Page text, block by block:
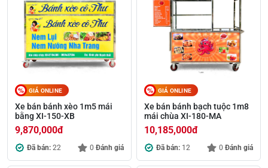
GIÁ ONLINE
Xe bán bánh xèo 1m5 mái
bằng XI-150-XB
9,870,000đ
Đã bán: 22 0 Đánh giá
GIÁ ONLINE
Xe bán bánh bạch tuộc 1m8
mái chùa XI-180-MA
10,185,000đ
Đã bán: 12 0 Đánh giá